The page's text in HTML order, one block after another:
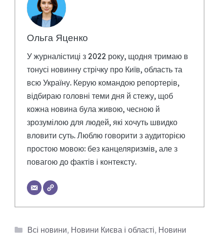
Ольга Яценко
У журналістиці з 2022 року, щодня тримаю в
тонусі новинну стрічку про Київ, область та
всю Україну. Керую командою репортерів,
відбираю головні теми дня й стежу, щоб
кожна новина була живою, чесною й
зрозумілою для людей, які хочуть швидко
вловити суть. Люблю говорити з аудиторією
простою мовою: без канцеляризмів, але з
повагою до фактів і контексту.
Категорії
Всі новини, Новини Києва і області, Новини